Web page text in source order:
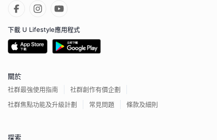
下載 U Lifestyle應用程式
關於
社群最強使用指南
社群創作有價企劃
社群焦點功能及升級計劃
常見問題 條款及細則
探索